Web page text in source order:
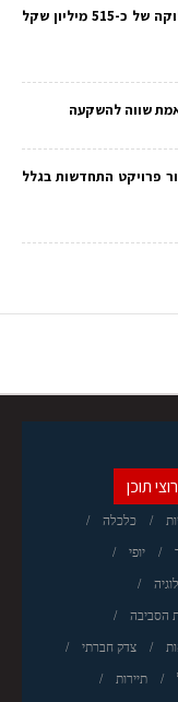
בזק ברבעון השני: זינוק של 38% ברווח הנקי וחלוקה של כ-515 מיליון שקל
שווה להשקעה
פרויקט התחדשות בגלל
תוכן
כלכלה
יופי
הסביבה
צדק חברתי
תיירות